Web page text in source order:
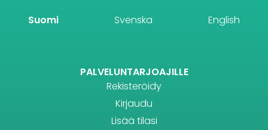
Suomi Svenska English
PALVELUNTARJOAJILLE
Rekisteröidy
Kirjaudu
Lisää tilasi